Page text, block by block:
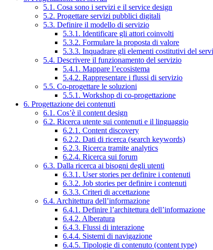
5.1. Cosa sono i servizi e il service design
5.2. Progettare servizi pubblici digitali
5.3. Definire il modello di servizio
5.3.1. Identificare gli attori coinvolti
5.3.2. Formulare la proposta di valore
5.3.3. Inquadrare gli elementi costitutivi del
5.4. Descrivere il funzionamento del servizio
5.4.1. Mappare l’ecosistema
5.4.2. Rappresentare i flussi di servizio
5.5. Co-progettare le soluzioni
5.5.1. Workshop di co-progettazione
6. Progettazione dei contenuti
6.1. Cos’è il content design
6.2. Ricerca utente sui contenuti e il linguaggio
6.2.1. Content discovery
6.2.2. Dati di ricerca (search keywords)
6.2.3. Ricerca tramite analytics
6.2.4. Ricerca sui forum
6.3. Dalla ricerca ai bisogni degli utenti
6.3.1. User stories per definire i contenuti
6.3.2. Job stories per definire i contenuti
6.3.3. Criteri di accettazione
6.4. Architettura dell’informazione
6.4.1. Definire l’architettura dell’informazione
6.4.2. Alberatura
6.4.3. Flussi di interazione
6.4.4. Sistemi di navigazione
6.4.5. Tipologie di contenuto (content type)